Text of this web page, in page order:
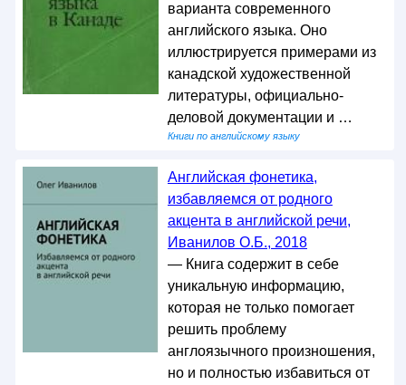
варианта современного
английского языка. Оно
иллюстрируется примерами из
канадской художественной
литературы, официально-
деловой документации и …
Книги по английскому языку
Английская фонетика,
избавляемся от родного
акцента в английской речи,
Иванилов О.Б., 2018
— Книга содержит в себе
уникальную информацию,
которая не только помогает
решить проблему
англоязычного произношения,
но и полностью избавиться от